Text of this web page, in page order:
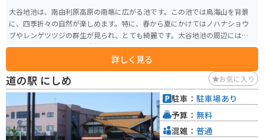
大谷地池は、南由利原高原の南端に広がる池です。この池では鳥海山を背景
に、四季折々の自然が楽しめます。特に、春から夏にかけてはノハナショウ
ブやレンゲツツジの群生が見られ、とても綺麗です。大谷地池の周辺には遊
歩道が整備されており、自然散策やバードウォッチングに最適です。また、
池の周囲にはサイクリングコースが設けられており、自転車をレンタルして
高原の風を感じながらのサイクリングも楽しめます。 さらに、池を中心に広
がるキャンプ場では、アウトドアを満喫することができます。鳥海山が「さ
かさ鳥海」として池に映り込む美しい風景です。この絶景は写真撮影のスポ
ットとしても人気があります。また、周辺には天体観測施設「コスモワール
ド」もあり、夜には満天の星空を楽しむことができます。
詳しく見る
道の駅 にしめ お気に入り
駐車： 駐車場あり
予算： 無料
混雑： 普通